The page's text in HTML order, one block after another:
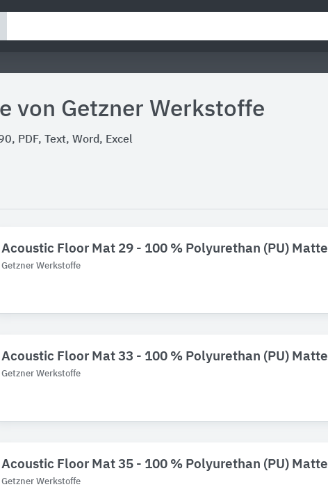
von Getzner Werkstoffe
PDF, Text, Word, Excel
Acoustic Floor Mat 29 - 100 % Polyurethan (PU) Matte
Getzner Werkstoffe
Acoustic Floor Mat 33 - 100 % Polyurethan (PU) Matte
Getzner Werkstoffe
Acoustic Floor Mat 35 - 100 % Polyurethan (PU) Matte
Getzner Werkstoffe